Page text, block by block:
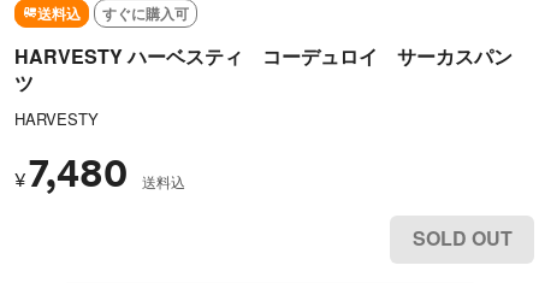
送料込 すぐに購入可
HARVESTY ハーベスティ コーデュロイ サーカスパン
ツ
HARVESTY
¥7,480 送料込
SOLD OUT